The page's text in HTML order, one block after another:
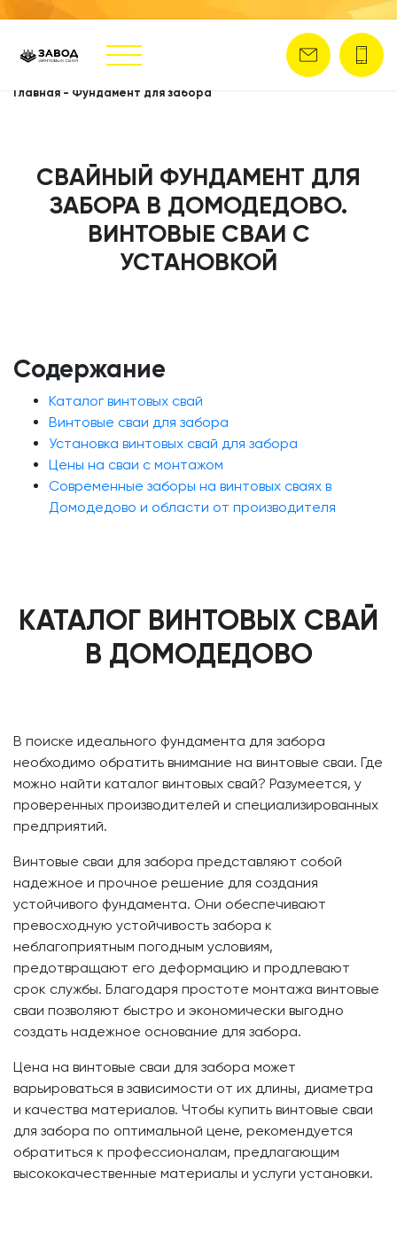
Главная - Фундамент для забора
СВАЙНЫЙ ФУНДАМЕНТ ДЛЯ
ЗАБОРА В ДОМОДЕДОВО.
ВИНТОВЫЕ СВАИ С
УСТАНОВКОЙ
Содержание
Каталог винтовых свай
Винтовые сваи для забора
Установка винтовых свай для забора
Цены на сваи с монтажом
Современные заборы на винтовых сваях в
Домодедово и области от производителя
КАТАЛОГ ВИНТОВЫХ СВАЙ
В ДОМОДЕДОВО
В поиске идеального фундамента для забора
необходимо обратить внимание на винтовые сваи. Где
можно найти каталог винтовых свай? Разумеется, у
проверенных производителей и специализированных
предприятий.
Винтовые сваи для забора представляют собой
надежное и прочное решение для создания
устойчивого фундамента. Они обеспечивают
превосходную устойчивость забора к
неблагоприятным погодным условиям,
предотвращают его деформацию и продлевают
срок службы. Благодаря простоте монтажа винтовые
сваи позволяют быстро и экономически выгодно
создать надежное основание для забора.
Цена на винтовые сваи для забора может
варьироваться в зависимости от их длины, диаметра
и качества материалов. Чтобы купить винтовые сваи
для забора по оптимальной цене, рекомендуется
обратиться к профессионалам, предлагающим
высококачественные материалы и услуги установки.